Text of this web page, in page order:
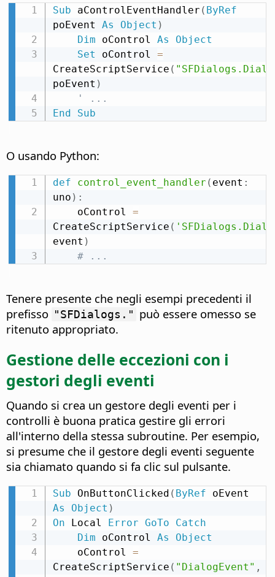
Sub aControlEventHandler ( ByRef
poEvent As Object )
Dim oControl As
Object
Set oControl =
CreateScriptService (
poEvent )
' ...
End
Sub
O usando Python:
def control_event_handler ( event :
uno ) :
    oControl
=
CreateScriptService (
event )
# ...
Tenere presente che negli esempi precedenti il
prefisso "SFDialogs." può essere omesso se
ritenuto appropriato.
Gestione delle eccezioni con i
gestori degli eventi
Quando si crea un gestore degli eventi per i
controlli è buona pratica gestire gli errori
all'interno della stessa subroutine. Per esempio,
si presume che il gestore degli eventi seguente
sia chiamato quando si fa clic sul pulsante.
Sub OnButtonClicked ( ByRef
As
Object )
On Local Error GoTo
Catch
Dim oControl As
Object
    oControl
=
CreateScriptService ( "DialogEvent" ,